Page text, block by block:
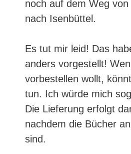
noch auf dem Weg
nach Isenbüttel.
Es tut mir leid! Das
anders vorgestellt!
vorbestellen wollt,
tun. Ich würde mich
Die Lieferung erfolgt
nachdem die Bücher
sind.